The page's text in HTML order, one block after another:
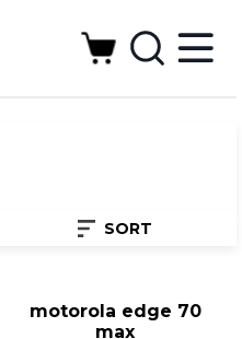
SORT
motorola edge 70
max